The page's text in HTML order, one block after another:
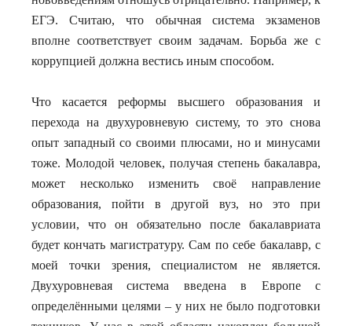
ЕГЭ. Считаю, что обычная система экзаменов
вполне соответствует своим задачам. Борьба же с
коррупцией должна вестись иным способом.
Что касается реформы высшего образования и
перехода на двухуровневую систему, то это снова
опыт западный со своими плюсами, но и минусами
тоже. Молодой человек, получая степень бакалавра,
может несколько изменить своё направление
образования, пойти в другой вуз, но это при
условии, что он обязательно после бакалавриата
будет кончать магистратуру. Сам по себе бакалавр, с
моей точки зрения, специалистом не является.
Двухуровневая система введена в Европе с
определёнными целями – у них не было подготовки